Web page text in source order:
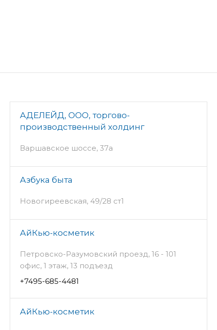
АДЕЛЕЙД, ООО, торгово-
производственный холдинг
Варшавское шоссе, 37а
Азбука быта
Новогиреевская, 49/28 ст1
АйКью-косметик
Петровско-Разумовский проезд, 16 - 101
офис, 1 этаж, 13 подъезд
+7495-685-4481
АйКью-косметик